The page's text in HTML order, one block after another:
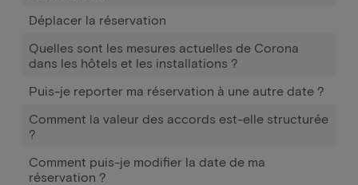
Déplacer la réservation
Quelles sont les mesures actuelles de Corona
dans les hôtels et les installations ?
Puis-je reporter ma réservation à une autre date ?
Comment la valeur des accords est-elle structurée
?
Comment puis-je modifier la date de ma
réservation ?